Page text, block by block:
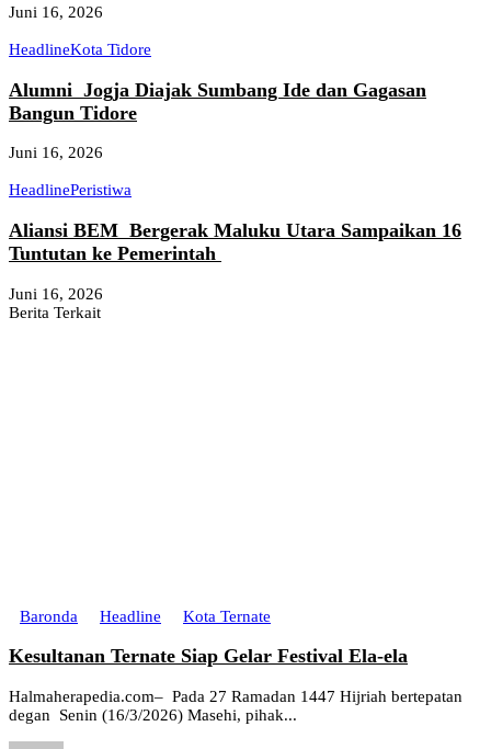
Juni 16, 2026
HeadlineKota Tidore
Alumni Jogja Diajak Sumbang Ide dan Gagasan
Bangun Tidore
Juni 16, 2026
HeadlinePeristiwa
Aliansi BEM Bergerak Maluku Utara Sampaikan 16
Tuntutan ke Pemerintah
Juni 16, 2026
Berita Terkait
Baronda Headline Kota Ternate
Kesultanan Ternate Siap Gelar Festival Ela-ela
Halmaherapedia.com– Pada 27 Ramadan 1447 Hijriah bertepatan
degan Senin (16/3/2026) Masehi, pihak...